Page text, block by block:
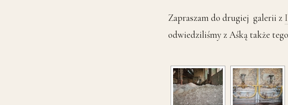
Zapraszam do drugiej galerii z
odwiedziliśmy z Aśką także